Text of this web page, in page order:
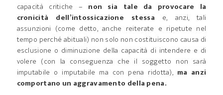
capacità critiche – non sia tale da provocare la
cronicità dell’intossicazione stessa e, anzi, tali
assunzioni (come detto, anche reiterate e ripetute nel
tempo perché abituali) non solo non costituiscono causa di
esclusione o diminuzione della capacità di intendere e di
volere (con la conseguenza che il soggetto non sarà
imputabile o imputabile ma con pena ridotta), ma anzi
comportano un aggravamento della pena.